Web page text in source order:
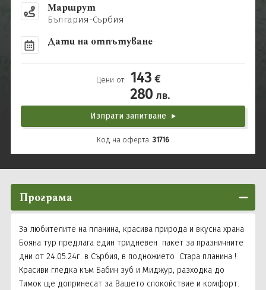
Маршрут
България-Сърбия
Дати на отпътуване
Цени от: 143 €
280 лв.
Изпрати запитване
Код на оферта: 31716
Програма
За любителите на планина, красива природа и вкусна храна
Бояна тур предлага един тридневен пакет за празничните
дни от 24.05.24г. в Сърбия, в подножието Стара планина !
Красиви гледка към Бабин зуб и Миджур, разходка до
Тимок ще допринесат за Вашето спокойствие и комфорт.